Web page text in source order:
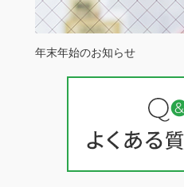
年末年始のお知らせ